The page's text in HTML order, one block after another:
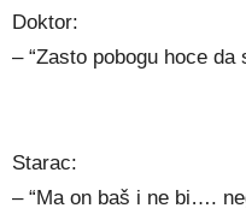
Doktor:
– “Zasto pobogu hoce da
Starac:
– “Ma on baš i ne bi….